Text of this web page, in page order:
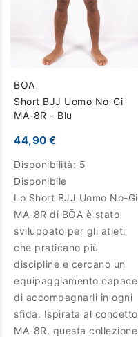
BOA
Short BJJ Uomo No-Gi
MA-8R - Blu
44,90 €
Disponibilità: 5
Disponibile
Lo Short BJJ Uomo No-Gi
MA-8R di BŌA è stato
sviluppato per gli atleti
che praticano più
discipline e cercano un
equipaggiamento capace
di accompagnarli in ogni
sfida. Ispirata al concetto
MA-8R, questa collezione